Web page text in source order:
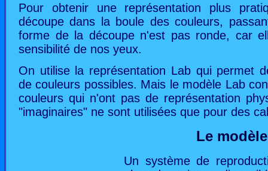
Pour obtenir une représentation plus
découpe dans la boule des couleurs,
forme de la découpe n'est pas ronde, car
sensibilité de nos yeux.
On utilise la représentation Lab qui permet
de couleurs possibles. Mais le modèle Lab
couleurs qui n'ont pas de représentation
"imaginaires" ne sont utilisées que pour des
Le
Un système de